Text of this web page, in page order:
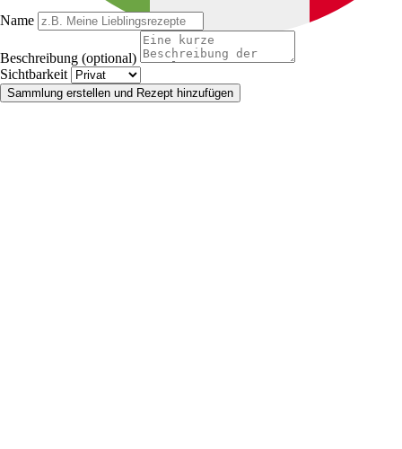
Name
Beschreibung (optional)
Sichtbarkeit
Sammlung erstellen und Rezept hinzufügen